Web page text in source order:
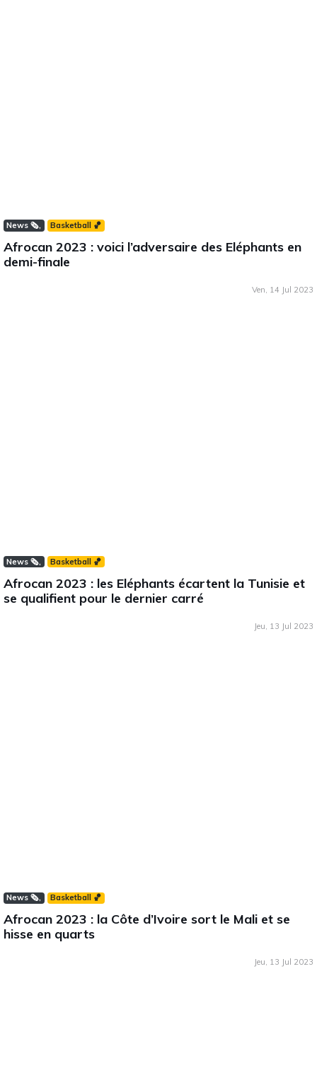
News 🗞️ Basketball 🏀
Afrocan 2023 : voici l’adversaire des Eléphants en
demi-finale
Ven, 14 Jul 2023
News 🗞️ Basketball 🏀
Afrocan 2023 : les Eléphants écartent la Tunisie et
se qualifient pour le dernier carré
Jeu, 13 Jul 2023
News 🗞️ Basketball 🏀
Afrocan 2023 : la Côte d’Ivoire sort le Mali et se
hisse en quarts
Jeu, 13 Jul 2023